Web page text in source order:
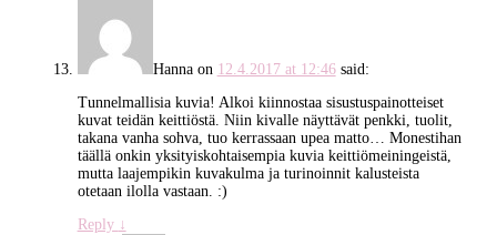
Hannaon 12.4.2017 at 12:46 said:
Tunnelmallisia kuvia! Alkoi kiinnostaa sisustuspainotteiset
kuvat teidän keittiöstä. Niin kivalle näyttävät penkki, tuolit,
takana vanha sohva, tuo kerrassaan upea matto… Monestihan
täällä onkin yksityiskohtaisempia kuvia keittiömeiningeistä,
mutta laajempikin kuvakulma ja turinoinnit kalusteista
otetaan ilolla vastaan. :)
Reply ↓